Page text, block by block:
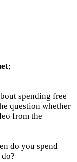
;
spending free
question whether
from the
do you spend